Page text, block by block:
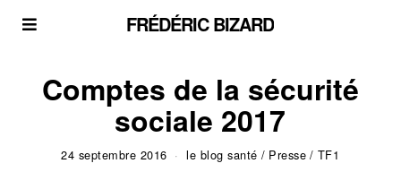
FRÉDÉRIC BIZARD
Comptes de la sécurité
sociale 2017
24 septembre 2016 le blog santé / Presse / TF1